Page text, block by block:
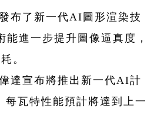
布了新一代AI圖形渲染技
進一步提升圖像逼真度，
。
達宣布將推出新一代AI計
每瓦特性能預計將達到上一